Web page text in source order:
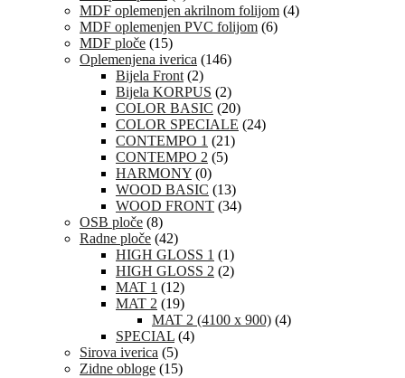
MDF oplemenjen akrilnom folijom (4)
MDF oplemenjen PVC folijom (6)
MDF ploče (15)
Oplemenjena iverica (146)
Bijela Front (2)
Bijela KORPUS (2)
COLOR BASIC (20)
COLOR SPECIALE (24)
CONTEMPO 1 (21)
CONTEMPO 2 (5)
HARMONY (0)
WOOD BASIC (13)
WOOD FRONT (34)
OSB ploče (8)
Radne ploče (42)
HIGH GLOSS 1 (1)
HIGH GLOSS 2 (2)
MAT 1 (12)
MAT 2 (19)
MAT 2 (4100 x 900) (4)
SPECIAL (4)
Sirova iverica (5)
Zidne obloge (15)